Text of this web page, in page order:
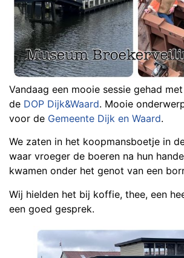
Vandaag een mooie sessie gehad
de DOP Dijk&Waard. Mooie
voor de Gemeente Dijk en Waard.
We zaten in het koopmansboetje in
waar vroeger de boeren na hun
kwamen onder het genot van een
Wij hielden het bij koffie, thee, een
een goed gesprek.